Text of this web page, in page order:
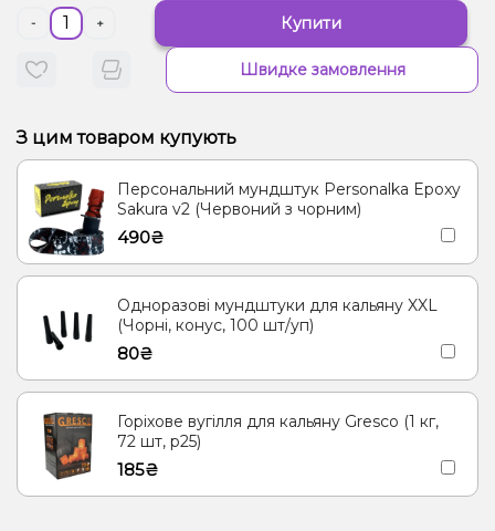
- + Купити
Швидке замовлення
З цим товаром купують
Персональний мундштук Personalka Epoxy
Sakura v2 (Червоний з чорним)
490₴
Одноразові мундштуки для кальяну XXL
(Чорні, конус, 100 шт/уп)
80₴
Горіхове вугілля для кальяну Gresco (1 кг,
72 шт, р25)
185₴